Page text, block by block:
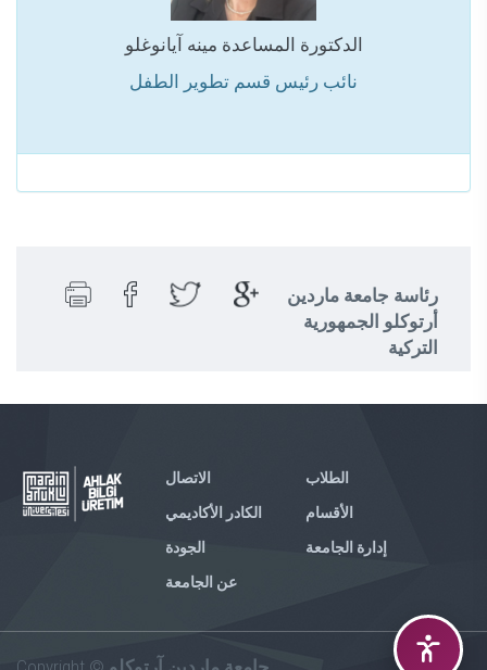
الدكتورة المساعدة مينه آيانوغلو
نائب رئيس قسم تطوير الطفل
رئاسة جامعة ماردين
أرتوكلو الجمهورية
التركية
الاتصال
الكادر الأكاديمي
الجودة
الطلاب
الأقسام
إدارة الجامعة
عن الجامعة